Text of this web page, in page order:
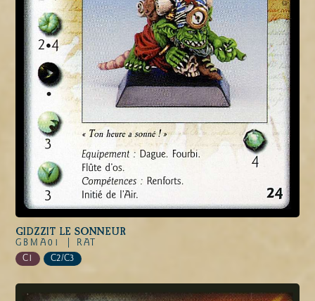
GIDZZIT LE SONNEUR
GBMA01 |
RAT
C1
C2/C3